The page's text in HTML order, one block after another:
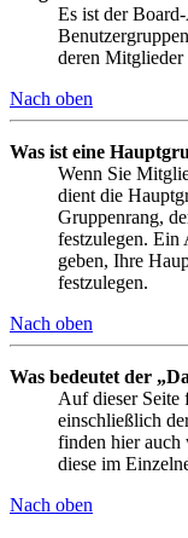
Es ist der
deren
Nach oben
Was ist eine
Wenn Sie
dient die
Gruppenrang,
festzulegen. Ein
geben, Ihre
festzulegen.
Nach oben
Was bedeutet der
Auf dieser Seite
einschließlich
finden hier auch
diese im
Nach oben